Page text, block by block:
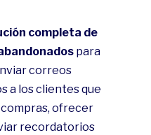
completa de
para
correos
a los clientes que
ofrecer
recordatorios